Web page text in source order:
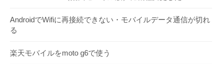
AndroidでWifiに再接続できない・モバイルデータ通信が切れ
る
楽天モバイルをmoto g6で使う